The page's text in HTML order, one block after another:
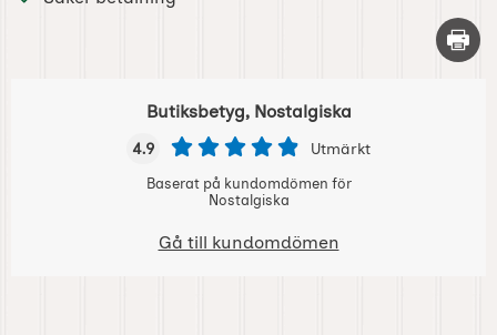
Skriv
Butiksbetyg, Nostalgiska
4.9 Utmärkt
Baserat på kundomdömen för
Nostalgiska
Gå till kundomdömen